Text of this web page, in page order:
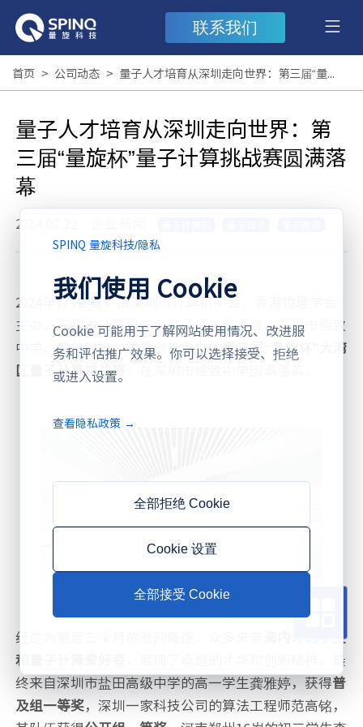
联系我们
首页 > 公司动态 > 量子人才培育从深圳走向世界：第三届“量旋杯”量子计算挑战赛圆满落幕
量子人才培育从深圳走向世界：第
三届“量旋杯”量子计算挑战赛圆满落
幕
2024.07.22
2024年7月20日，由深圳市计算机学会、香港物理学会
主办，深圳市计算机学会量子信息专委会、深圳市格致
中学、量旋科技、国富创新承办的第三届“量旋杯”大湾
区量子计算挑战赛
经过为期近三个月的激烈角逐，众多来自
海内外的学生
和量子计算爱好者
，展现了卓越的才华和创新精神。最
终来自深圳市盐田高级中学的高一学生龚雅婷，获得普
及组一等奖，深圳一家科技公司的算法工程师范高铭，
SPINQ 量旋科技/隐私
我们使用 Cookie
Cookie 可能用于了解网站使用情况、改进服
务和评估推广效果。你可以选择接受、拒绝
或进入设置。
查看隐私政策 →
全部拒绝 Cookie
Cookie 设置
全部接受 Cookie